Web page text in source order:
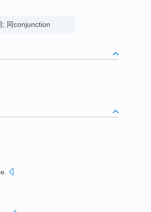
; 同conjunction